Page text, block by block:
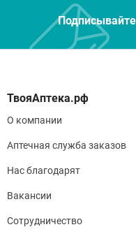
О компании
Аптечная служба заказов
Нас благодарят
Вакансии
Сотрудничество